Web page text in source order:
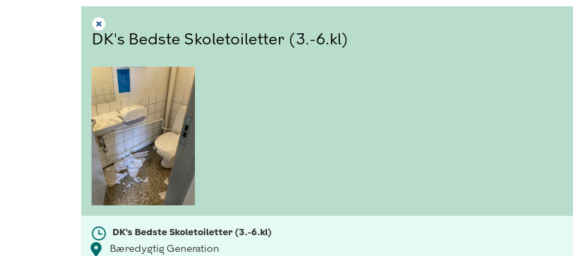
DK's Bedste Skoletoiletter (3.-6.kl)
DK's Bedste Skoletoiletter (3.-6.kl)
Bæredygtig Generation